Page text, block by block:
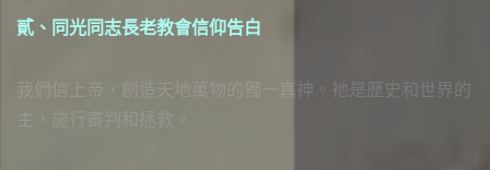
貳、同光同志長老教會信仰告白
我們信上帝，創造天地萬物的獨一真神。祂是歷史和世界的